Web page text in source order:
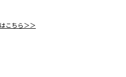
こちら＞＞